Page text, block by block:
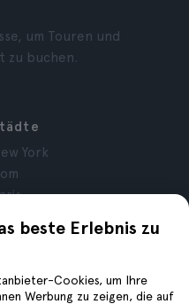
beste Erlebnis zu
Cookies, um Ihre
Werbung zu zeigen, die auf
um Touren und
zu buchen.
York